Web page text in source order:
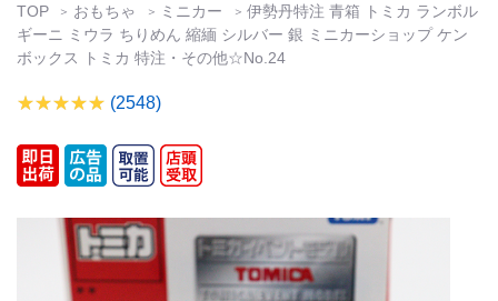
TOP おもちゃ ミニカー
伊勢丹特注 青箱 トミカ ランボル
ギーニ ミウラ ちりめん 縮緬 シルバー 銀 ミニカーショップ ケン
ボックス トミカ 特注・その他☆No.24
(2548)